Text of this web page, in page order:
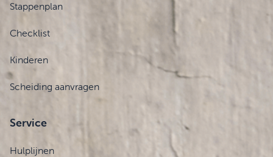
Stappenplan
Checklist
Kinderen
Scheiding aanvragen
Service
Hulplijnen